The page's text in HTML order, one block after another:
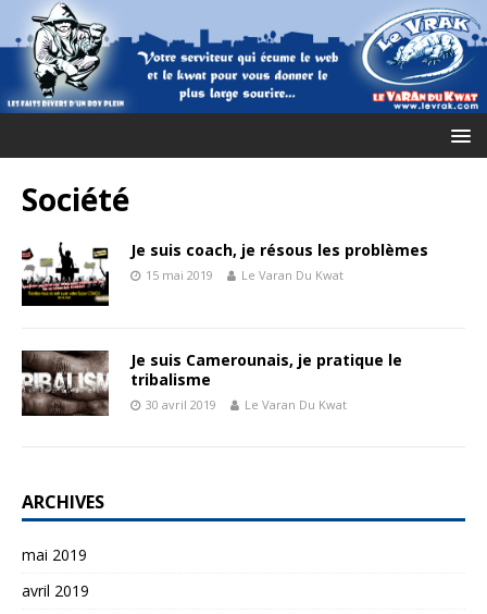
Société
Je suis coach, je résous les problèmes
15 mai 2019 Le Varan Du Kwat
Je suis Camerounais, je pratique le
tribalisme
30 avril 2019 Le Varan Du Kwat
ARCHIVES
mai 2019
avril 2019